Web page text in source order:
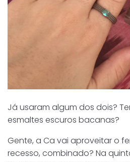
Já usaram algum dos dois?
esmaltes escuros bacanas?
Gente, a Ca vai aproveitar o
recesso, combinado? Na